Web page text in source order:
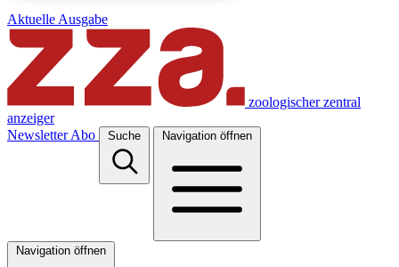
Aktuelle Ausgabe
zoologischer zentral
anzeiger
Newsletter Abo Suche Navigation öffnen
Navigation öffnen